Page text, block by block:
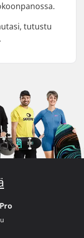
tutustu
.